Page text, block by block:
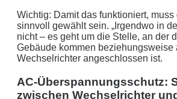
Wichtig: Damit das funktioniert,
sinnvoll gewählt sein. „Irgendwo in
nicht – es geht um die Stelle, an der
Gebäude kommen beziehungsweise
Wechselrichter angeschlossen ist.
AC-Überspannungsschutz:
zwischen Wechselrichter